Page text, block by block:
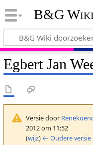
B&G Wiki
Egbert Jan
Versie door
2012 om 11:52
(wijz) ← Oudere versie